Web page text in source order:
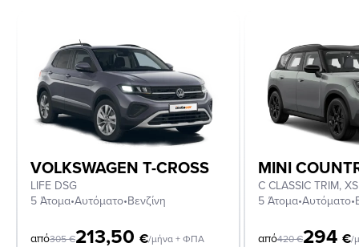
VOLKSWAGEN T-CROSS
LIFE DSG
5 Άτομα•Αυτόματο•Βενζίνη
από305€213,50 €/μήνα + ΦΠΑ
MINI
5 Άτομα•Αυτόματο•
από420€294 €/